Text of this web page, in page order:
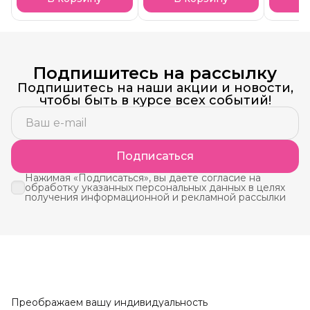
Подпишитесь на рассылку
Подпишитесь на наши акции и новости,
чтобы быть в курсе всех событий!
Подписаться
Нажимая «Подписаться», вы даете согласие на
обработку указанных персональных данных в целях
получения информационной и рекламной рассылки
Преображаем вашу индивидуальность